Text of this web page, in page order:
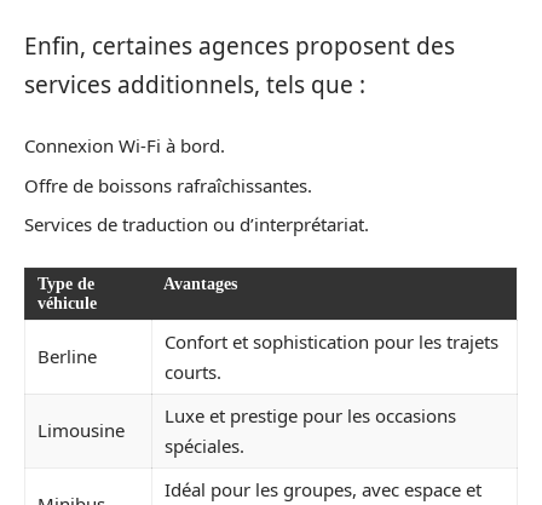
Enfin, certaines agences proposent des
services additionnels, tels que :
Connexion Wi-Fi à bord.
Offre de boissons rafraîchissantes.
Services de traduction ou d’interprétariat.
Type de
véhicule
Avantages
Berline
Confort et sophistication pour les trajets
courts.
Limousine
Luxe et prestige pour les occasions
spéciales.
Idéal pour les groupes, avec espace et